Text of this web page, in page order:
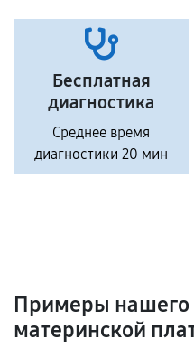
Бесплатная
диагностика
Среднее время
диагностики 20 мин
Примеры нашего
материнской